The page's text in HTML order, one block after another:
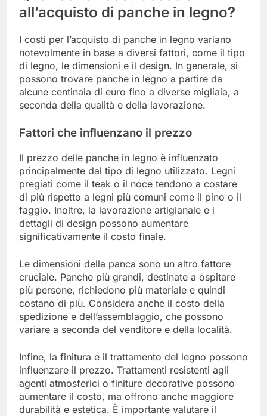
all’acquisto di panche in legno?
I costi per l’acquisto di panche in legno variano
notevolmente in base a diversi fattori, come il tipo
di legno, le dimensioni e il design. In generale, si
possono trovare panche in legno a partire da
alcune centinaia di euro fino a diverse migliaia, a
seconda della qualità e della lavorazione.
Fattori che influenzano il prezzo
Il prezzo delle panche in legno è influenzato
principalmente dal tipo di legno utilizzato. Legni
pregiati come il teak o il noce tendono a costare
di più rispetto a legni più comuni come il pino o il
faggio. Inoltre, la lavorazione artigianale e i
dettagli di design possono aumentare
significativamente il costo finale.
Le dimensioni della panca sono un altro fattore
cruciale. Panche più grandi, destinate a ospitare
più persone, richiedono più materiale e quindi
costano di più. Considera anche il costo della
spedizione e dell’assemblaggio, che possono
variare a seconda del venditore e della località.
Infine, la finitura e il trattamento del legno possono
influenzare il prezzo. Trattamenti resistenti agli
agenti atmosferici o finiture decorative possono
aumentare il costo, ma offrono anche maggiore
durabilità e estetica. È importante valutare il